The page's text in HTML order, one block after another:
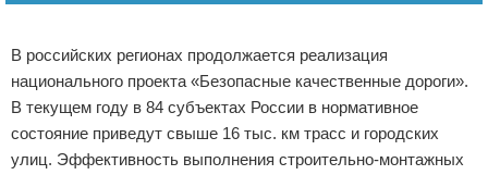
В российских регионах продолжается реализация
национального проекта «Безопасные качественные дороги».
В текущем году в 84 субъектах России в нормативное
состояние приведут свыше 16 тыс. км трасс и городских
улиц. Эффективность выполнения строительно-монтажных